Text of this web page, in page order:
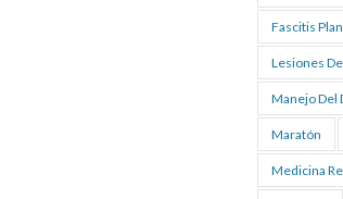
Fascitis
Lesiones
Manejo Del
Maratón
Medicina